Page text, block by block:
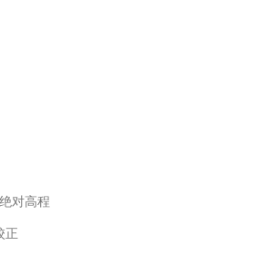
对高程
正